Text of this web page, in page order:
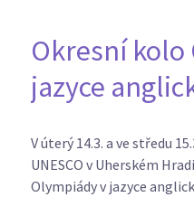
Okresní
jazyce
V úterý 14.3. a ve středu
UNESCO v Uherském
Olympiády v jazyce